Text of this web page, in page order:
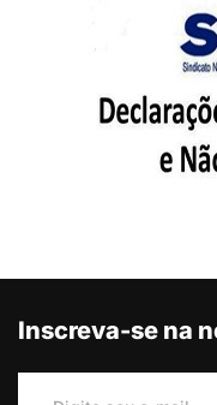
Inscreva-se na